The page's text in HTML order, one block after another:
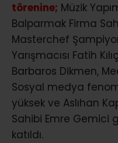
törenine; Müzik
Balparmak Firma
Masterchef
Yarışmacısı Fatih
Barbaros Dikmen,
Sosyal medya
yüksek ve Aslıhan
Sahibi Emre Gemici
katıldı.